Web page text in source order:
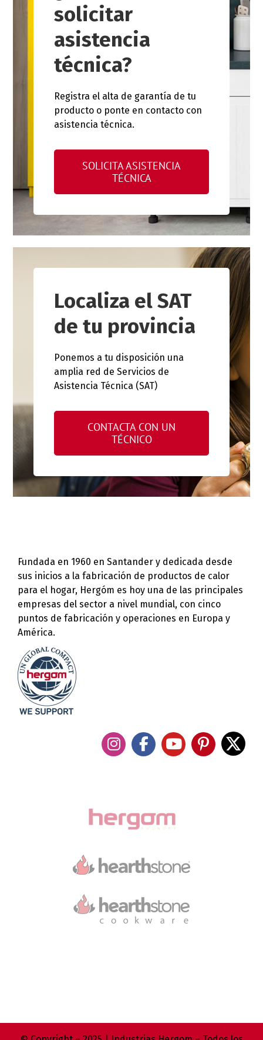
solicitar
asistencia
técnica?
Registra el alta de garantía de tu
producto o ponte en contacto con
asistencia técnica.
SOLICITA ASISTENCIA
TÉCNICA
Localiza el SAT
de tu provincia
Ponemos a tu disposición una
amplia red de Servicios de
Asistencia Técnica (SAT)
CONTACTA CON UN
TÉCNICO
Fundada en 1960 en Santander y dedicada desde
sus inicios a la fabricación de productos de calor
para el hogar, Hergóm es hoy una de las principales
empresas del sector a nivel mundial, con cinco
puntos de fabricación y operaciones en Europa y
América.